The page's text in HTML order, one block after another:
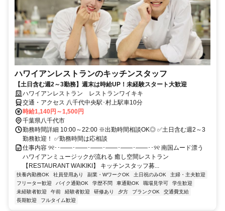
ハワイアンレストランのキッチンスタッフ
【土日含む週2～3勤務】週末は時給UP！未経験スタート大歓迎
ハワイアンレストラン レストランワイキキ
交通・アクセス 八千代中央駅･村上駅車10分
時給1,140円～1,500円
千葉県八千代市
勤務時間詳細 10:00～22:00 ※出勤時間相談OK◎ ✅土日含む週2～3
勤務歓迎！ ✅勤務時間は応相談
仕事内容 ୨୧･･――･――･――･――･――･――･･୨୧ 南国ムード漂う
ハワイアンミュージックが流れる 癒し空間レストラン
【RESTAURANT WAIKIKI】 キッチンスタッフ募...
扶養内勤務OK 社員登用あり 副業・WワークOK 土日祝のみOK
主婦・主夫歓迎
フリーター歓迎
バイク通勤OK 学歴不問 車通勤OK 職場見学可
学生歓迎
未経験者歓迎
午前 経験者歓迎 研修あり 夕方 ブランクOK
交通費支給
長期歓迎
フルタイム歓迎